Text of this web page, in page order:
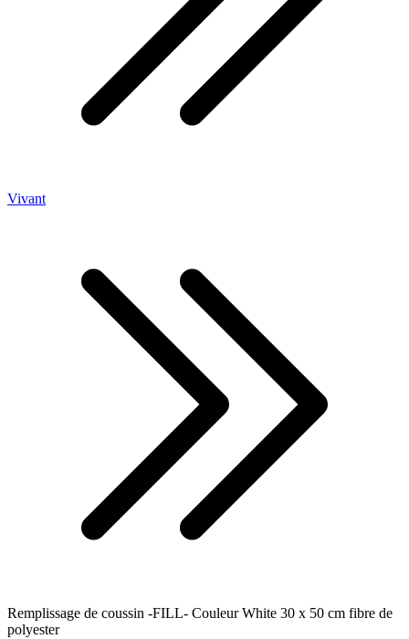
Vivant
Remplissage de coussin -FILL- Couleur White 30 x 50 cm fibre de
polyester